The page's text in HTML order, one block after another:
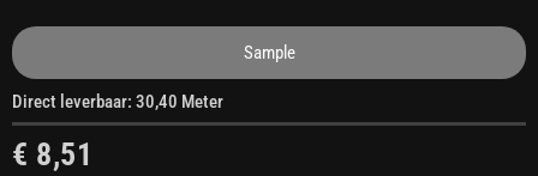
Sample
Direct leverbaar: 30,40 Meter
€ 8,51